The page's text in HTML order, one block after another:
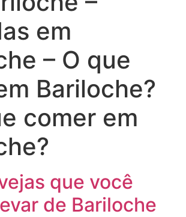
em
– O que
Bariloche?
comer em
que você
de Bariloche